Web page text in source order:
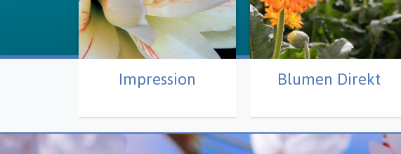
Impression Blumen Direkt